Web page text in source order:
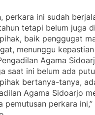
perkara ini sudah
tetapi belum juga
baik penggugat
menunggu
Agama
saat ini belum ada
bertanya-tanya,
Agama Sidoarjo
pemutusan perkara ini,”